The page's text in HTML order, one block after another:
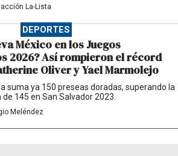
La-Lista
DEPORTES
México en los Juegos
2026? Así rompieron el récord
Oliver y Yael Marmolejo
suma ya 150 preseas doradas, superando la
145 en San Salvador 2023.
Meléndez